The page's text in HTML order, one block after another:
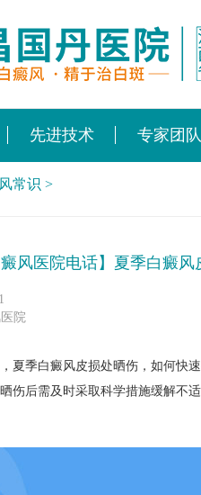
先进技术 专家团队
常识 >
癜风医院电话】夏季白癜
院
夏季白癜风皮损处晒伤，如何快
伤后需及时采取科学措施缓解不